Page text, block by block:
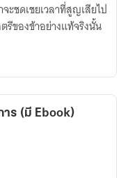
ะชดเชยเวลาที่สูญเสียไป
รีของข้าอย่างแท้จริงนั้น
ร (มี Ebook)